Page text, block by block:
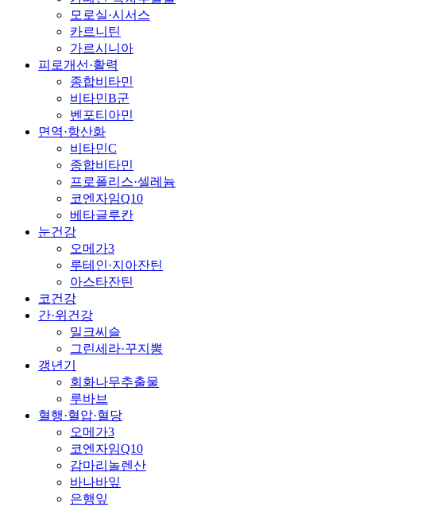
모로실·시서스
카르니틴
가르시니아
피로개선·활력
종합비타민
비타민B군
벤포티아민
면역·항산화
비타민C
종합비타민
프로폴리스·셀레늄
코엔자임Q10
베타글루칸
눈건강
오메가3
루테인·지아잔틴
아스타잔틴
코건강
간·위건강
밀크씨슬
그린세라·꾸지뽕
갱년기
회화나무추출물
루바브
혈행·혈압·혈당
오메가3
코엔자임Q10
감마리놀렌산
바나바잎
은행잎